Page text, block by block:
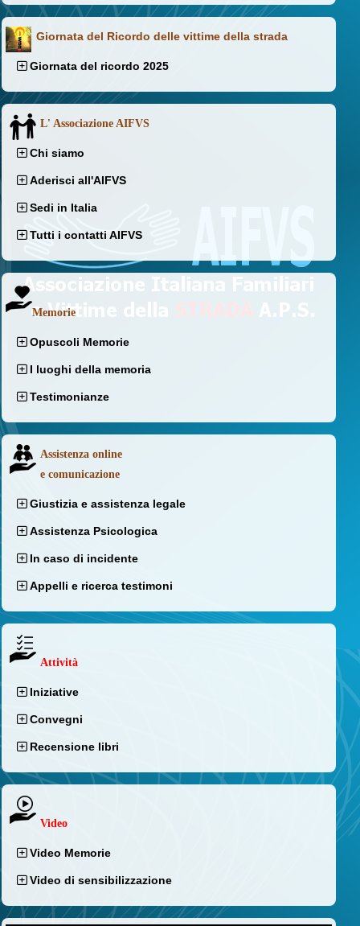
Giornata del Ricordo delle vittime della strada
Giornata del ricordo 2025
L' Associazione AIFVS
Chi siamo
Aderisci all'AIFVS
Sedi in Italia
Tutti i contatti AIFVS
Memorie
Opuscoli Memorie
I luoghi della memoria
Testimonianze
Assistenza online
e comunicazione
Giustizia e assistenza legale
Assistenza Psicologica
In caso di incidente
Appelli e ricerca testimoni
Attività
Iniziative
Convegni
Recensione libri
Video
Video Memorie
Video di sensibilizzazione